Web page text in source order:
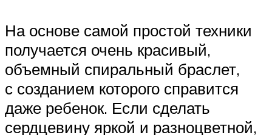
На основе самой простой техники
получается очень красивый,
объемный спиральный браслет,
с созданием которого справится
даже ребенок. Если сделать
сердцевину яркой и разноцветной,